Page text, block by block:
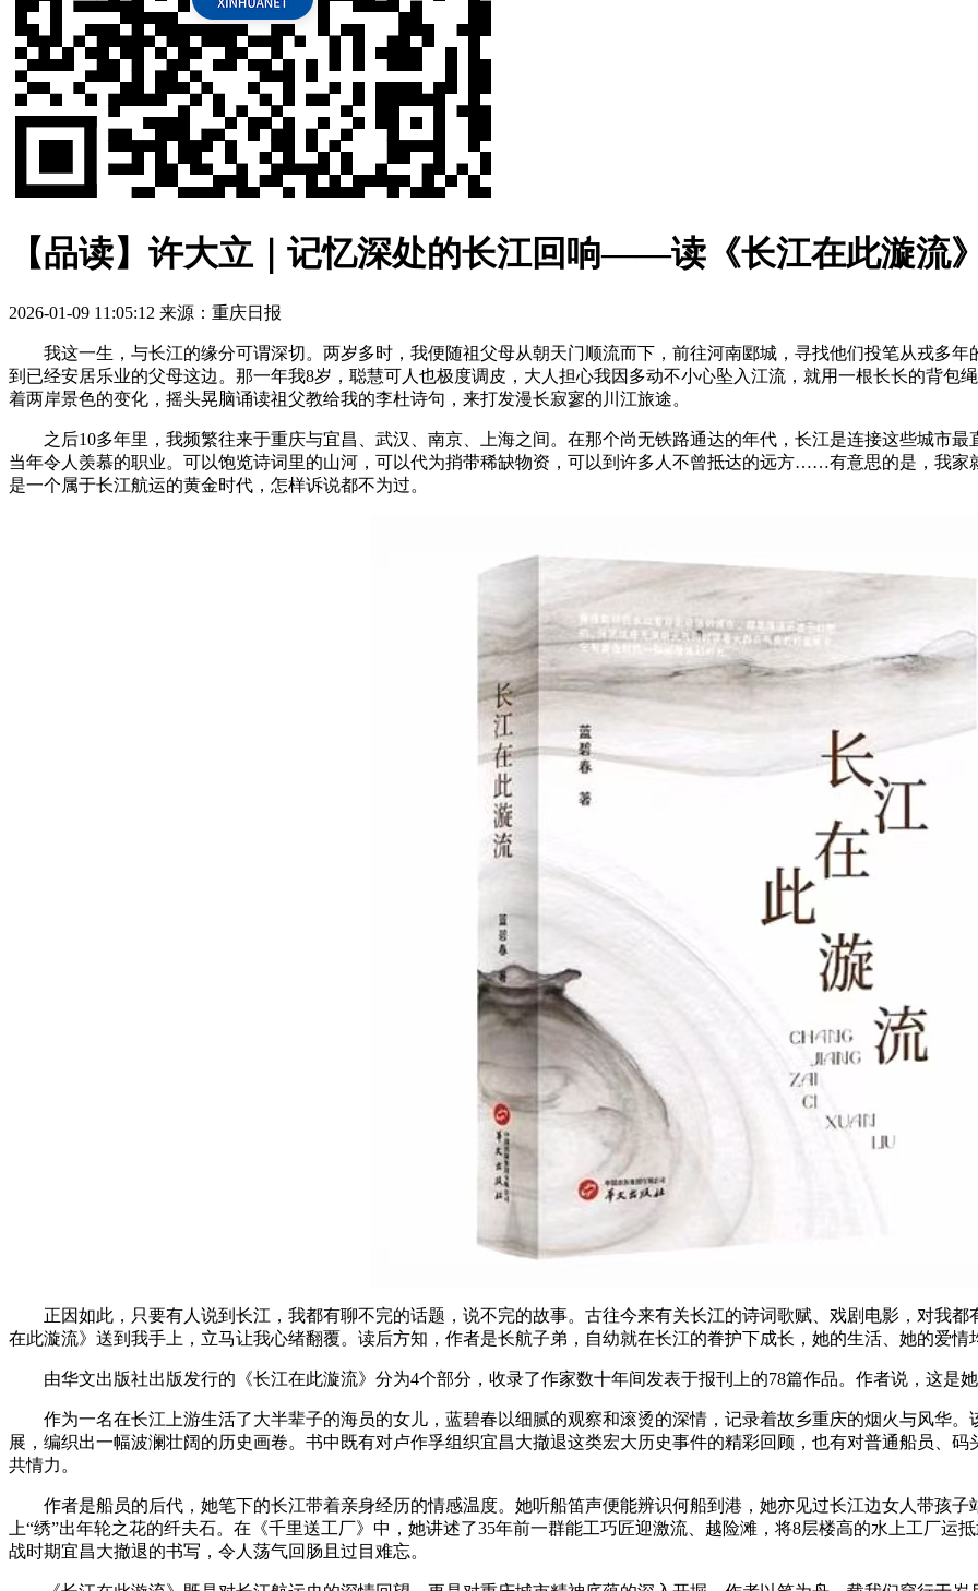
【品读】许大立｜记忆深处的长江回响——读《长江在此漩流
2026-01-09 11:05:12 来源：重庆日报
我这一生，与长江的缘分可谓深切。两岁多时，我便随祖父母从朝天门顺流而下，前往河南郾城，寻找他们投笔从戎多
到已经安居乐业的父母这边。那一年我8岁，聪慧可人也极度调皮，大人担心我因多动不小心坠入江流，就用一根长长的背包
着两岸景色的变化，摇头晃脑诵读祖父教给我的李杜诗句，来打发漫长寂寥的川江旅途。
之后10多年里，我频繁往来于重庆与宜昌、武汉、南京、上海之间。在那个尚无铁路通达的年代，长江是连接这些城市最
当年令人羡慕的职业。可以饱览诗词里的山河，可以代为捎带稀缺物资，可以到许多人不曾抵达的远方……有意思的是，我
是一个属于长江航运的黄金时代，怎样诉说都不为过。
正因如此，只要有人说到长江，我都有聊不完的话题，说不完的故事。古往今来有关长江的诗词歌赋、戏剧电影，对我都
在此漩流》送到我手上，立马让我心绪翻覆。读后方知，作者是长航子弟，自幼就在长江的眷护下成长，她的生活、她的爱
由华文出版社出版发行的《长江在此漩流》分为4个部分，收录了作家数十年间发表于报刊上的78篇作品。作者说，这是
作为一名在长江上游生活了大半辈子的海员的女儿，蓝碧春以细腻的观察和滚烫的深情，记录着故乡重庆的烟火与风华。
展，编织出一幅波澜壮阔的历史画卷。书中既有对卢作孚组织宜昌大撤退这类宏大历史事件的精彩回顾，也有对普通船员、
共情力。
作者是船员的后代，她笔下的长江带着亲身经历的情感温度。她听船笛声便能辨识何船到港，她亦见过长江边女人带孩子
上“绣”出年轮之花的纤夫石。在《千里送工厂》中，她讲述了35年前一群能工巧匠迎激流、越险滩，将8层楼高的水上工厂
战时期宜昌大撤退的书写，令人荡气回肠且过目难忘。